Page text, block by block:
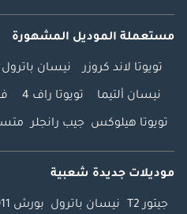
مستعملة الموديل المشهورة
تويوتا لاند كروزر نيسان باترول
نيسان ألتيما تويوتا راف 4
تويوتا هيلوكس جيب رانجلر
موديلات جديدة شعبية
جيتور T2 نيسان باترول بورش 911